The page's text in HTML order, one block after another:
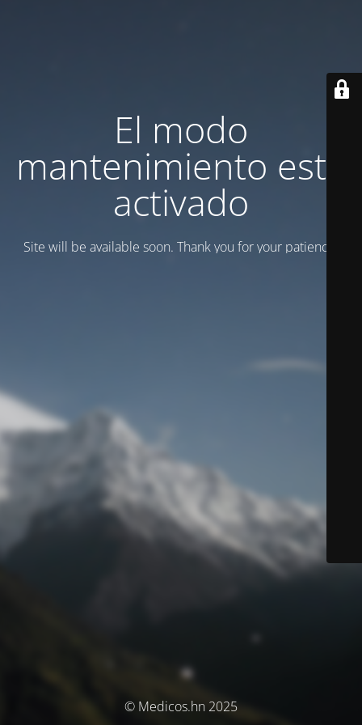
El modo
mantenimiento está
activado
Site will be available soon. Thank you for your patience!
© Medicos.hn 2025